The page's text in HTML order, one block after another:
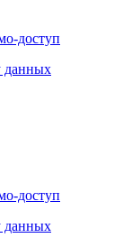
доступ
данных
доступ
данных